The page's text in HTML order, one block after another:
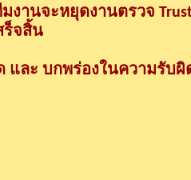
านจะหยุดงานตรวจ
ร็จสิ้น
ละ บกพร่องในความรับ